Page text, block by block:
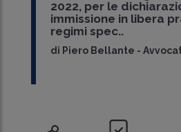
2022, per le
immissione in libera
regimi spec..
di Piero Bellante -